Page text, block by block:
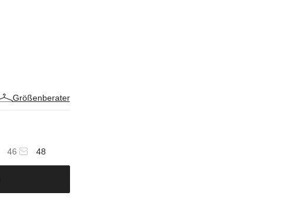
Größenberater
46 48